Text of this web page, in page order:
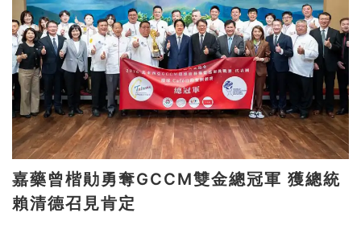
嘉藥曾楷勛勇奪GCCM雙金總冠軍 獲總統
賴清德召見肯定